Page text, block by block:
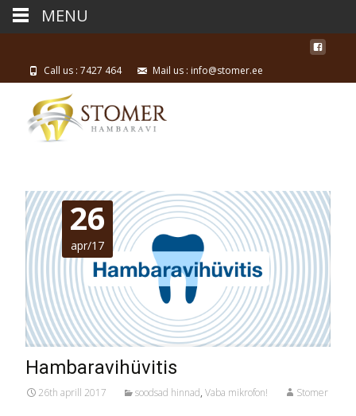
Call us : 7427 464 Mail us : info@stomer.ee
26
apr/17
Hambaravihüvitis
26th aprill 2017 soodsad hinnad, Vaba mikrofon! Stomer
MENU